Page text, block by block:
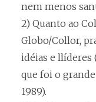
nem menos
2) Quanto ao
Globo/Collor,
idéias e llíderes
que foi o
1989).